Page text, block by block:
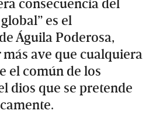
consecuencia del
es el
Águila Poderosa,
ave que cualquiera
el común de los
dios que se pretende